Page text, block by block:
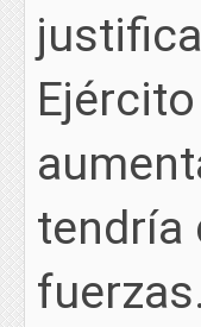
tendría
fuerzas.